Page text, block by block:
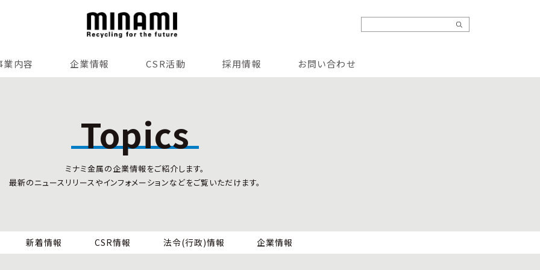
業内容 企業情報 CSR活動 採用情報 お問い合わせ
Topics
ミナミ金属の企業情報をご紹介します。
最新のニュースリリースやインフォメーションなどをご覧いただけます。
新着情報 CSR情報 法令(行政)情報 企業情報